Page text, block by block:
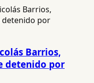
Barrios,
detenido por